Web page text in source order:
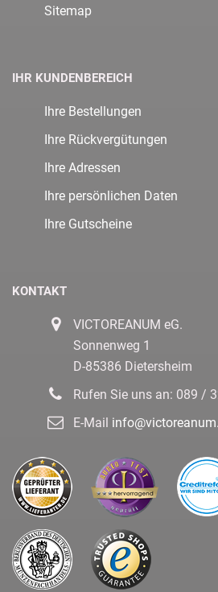
Sitemap
IHR KUNDENBEREICH
Ihre Bestellungen
Ihre Rückvergütungen
Ihre Adressen
Ihre persönlichen Daten
Ihre Gutscheine
KONTAKT
VICTOREANUM eG.
Sonnenweg 1
D-85386 Dietersheim
Rufen Sie uns an: 089 /
E-Mail